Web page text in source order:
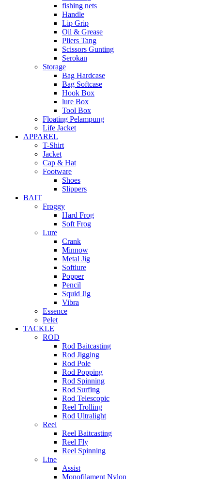
fishing nets
Handle
Lip Grip
Oil & Grease
Pliers Tang
Scissors Gunting
Serokan
Storage
Bag Hardcase
Bag Softcase
Hook Box
lure Box
Tool Box
Floating Pelampung
Life Jacket
APPAREL
T-Shirt
Jacket
Cap & Hat
Footware
Shoes
Slippers
BAIT
Froggy
Hard Frog
Soft Frog
Lure
Crank
Minnow
Metal Jig
Softlure
Popper
Pencil
Squid Jig
Vibra
Essence
Pelet
TACKLE
ROD
Rod Baitcasting
Rod Jigging
Rod Pole
Rod Popping
Rod Spinning
Rod Surfing
Rod Telescopic
Reel Trolling
Rod Ultralight
Reel
Reel Baitcasting
Reel Fly
Reel Spinning
Line
Assist
Monofilament Nylon